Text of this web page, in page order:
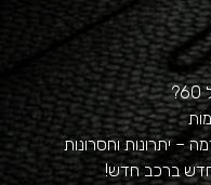
ברכב חדש!